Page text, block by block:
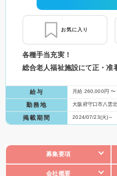
各種手当充実！
総合老人福祉施設にて正・准
お気に入り
給与 月給 260,000円
勤務地 大阪府守口市八雲
掲載期間 2024/07/23(火)～
募集要項
会社概要